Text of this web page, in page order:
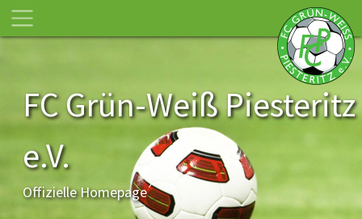
FC Grün-Weiß Piesteritz
e.V.
Offizielle Homepage